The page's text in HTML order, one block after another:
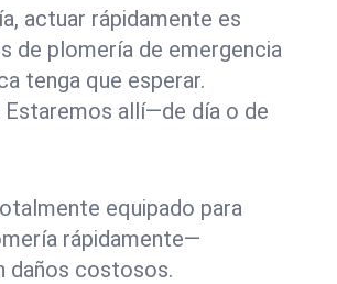
actuar rápidamente es
de plomería de emergencia
tenga que esperar.
allí—de día o de
equipado para
rápidamente—
daños costosos.